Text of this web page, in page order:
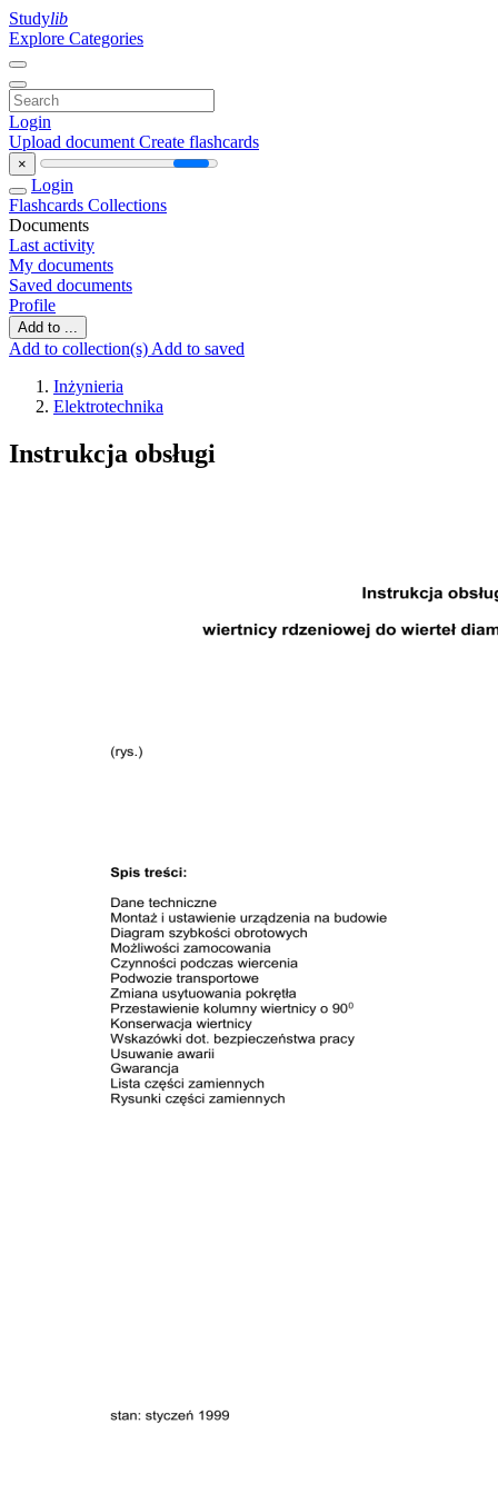
Studylib
Explore Categories
Login
Upload document Create flashcards
×
Login
Flashcards Collections
Documents
Last activity
My documents
Saved documents
Profile
Add to ...
Add to collection(s) Add to saved
Inżynieria
Elektrotechnika
Instrukcja obsługi